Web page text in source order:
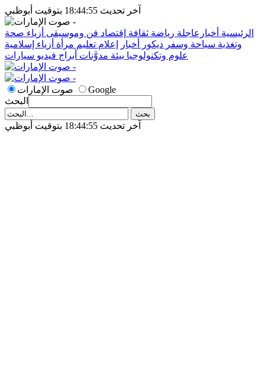
آخر تحديث 18:44:55 بتوقيت أبوظبي
الرئيسية أخبارعاجلة رياضة ثقافة إقتصاد فن وموسيقى أزياء صحة
وتغذية سياحة وسفر ديكور أخبار إعلام تعليم مرأة أزياء إسلامية
علوم وتكنولوجيا بيئة مدوَّنات أبراج فيديو سيارات
صوت الإمارات
Google
البحث
آخر تحديث 18:44:55 بتوقيت أبوظبي